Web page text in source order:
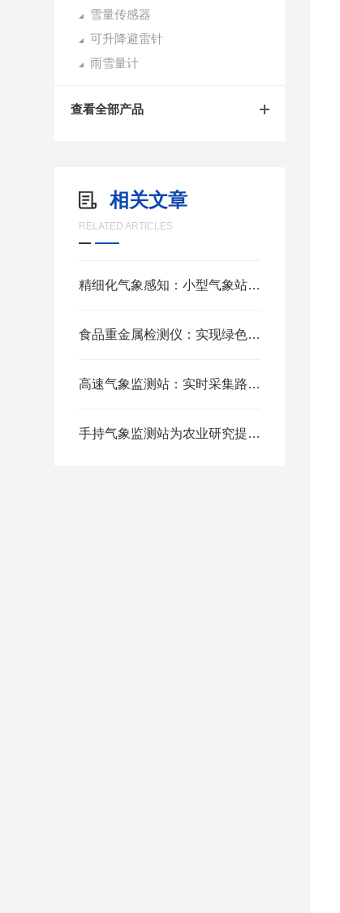
雪量传感器
可升降避雷针
雨雪量计
查看全部产品
相关文章
RELATED ARTICLES
精细化气象感知：小型气象站监测仪器的普及与实用价值
食品重金属检测仪：实现绿色检测的重要途径
高速气象监测站：实时采集路面与气象数据，保障道路行车安全
手持气象监测站为农业研究提供全面数据支撑